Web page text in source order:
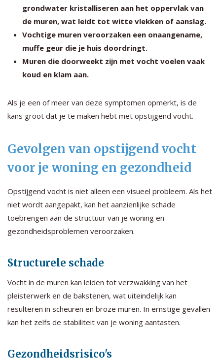
grondwater kristalliseren aan het oppervlak van
de muren, wat leidt tot witte vlekken of aanslag.
Vochtige muren veroorzaken een onaangename,
muffe geur die je huis doordringt.
Muren die doorweekt zijn met vocht voelen vaak
koud en klam aan.
Als je een of meer van deze symptomen opmerkt, is de
kans groot dat je te maken hebt met opstijgend vocht.
Gevolgen van opstijgend vocht
voor je woning en gezondheid
Opstijgend vocht is niet alleen een visueel probleem. Als het
niet wordt aangepakt, kan het aanzienlijke schade
toebrengen aan de structuur van je woning en
gezondheidsproblemen veroorzaken.
Structurele schade
Vocht in de muren kan leiden tot verzwakking van het
pleisterwerk en de bakstenen, wat uiteindelijk kan
resulteren in scheuren en broze muren. In ernstige gevallen
kan het zelfs de stabiliteit van je woning aantasten.
Gezondheidsrisico's